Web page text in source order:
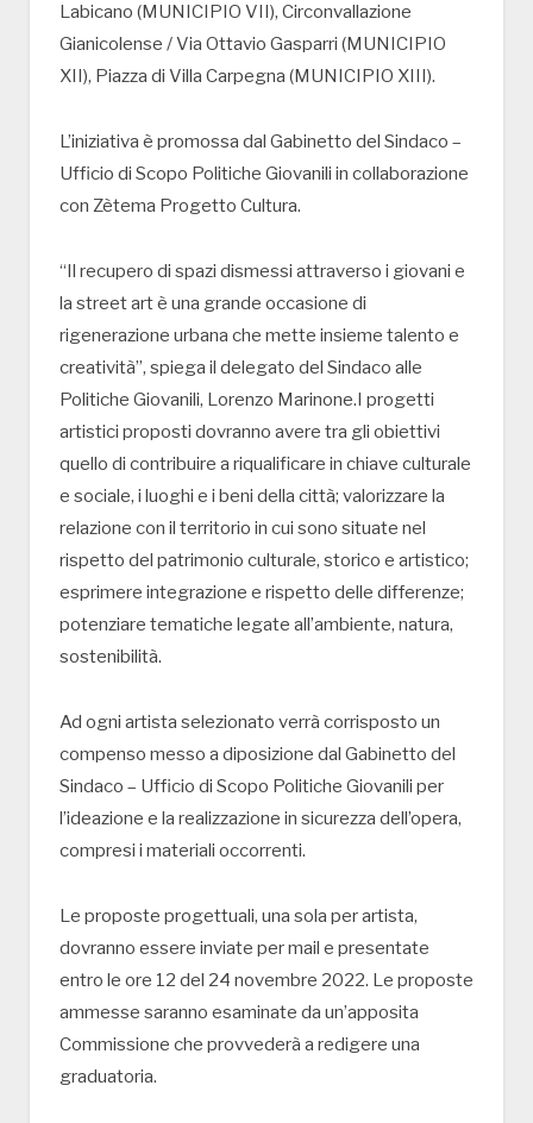
Labicano (MUNICIPIO VII), Circonvallazione
Gianicolense / Via Ottavio Gasparri (MUNICIPIO
XII), Piazza di Villa Carpegna (MUNICIPIO XIII).
L’iniziativa è promossa dal Gabinetto del Sindaco –
Ufficio di Scopo Politiche Giovanili in collaborazione
con Zètema Progetto Cultura.
“Il recupero di spazi dismessi attraverso i giovani e
la street art è una grande occasione di
rigenerazione urbana che mette insieme talento e
creatività”, spiega il delegato del Sindaco alle
Politiche Giovanili, Lorenzo Marinone.I progetti
artistici proposti dovranno avere tra gli obiettivi
quello di contribuire a riqualificare in chiave culturale
e sociale, i luoghi e i beni della città; valorizzare la
relazione con il territorio in cui sono situate nel
rispetto del patrimonio culturale, storico e artistico;
esprimere integrazione e rispetto delle differenze;
potenziare tematiche legate all’ambiente, natura,
sostenibilità.
Ad ogni artista selezionato verrà corrisposto un
compenso messo a diposizione dal Gabinetto del
Sindaco – Ufficio di Scopo Politiche Giovanili per
l’ideazione e la realizzazione in sicurezza dell’opera,
compresi i materiali occorrenti.
Le proposte progettuali, una sola per artista,
dovranno essere inviate per mail e presentate
entro le ore 12 del 24 novembre 2022. Le proposte
ammesse saranno esaminate da un’apposita
Commissione che provvederà a redigere una
graduatoria.